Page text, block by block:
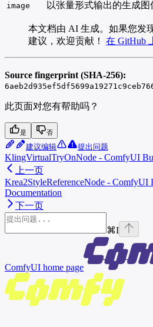
image 以张量形式输出的生成图
本文档由 AI 生成。如果您发
建议，欢迎贡献！ 在 GitHub
Source fingerprint (SHA-256):
此页面对您有帮助吗？
是 否
建议编辑 提出问题
KlingVirtualTryOnNode - ComfyUI
上一页
Krea2StyleReferenceNode - ComfyUI
Documentation
下一页
⌘I
ComfyUI home page